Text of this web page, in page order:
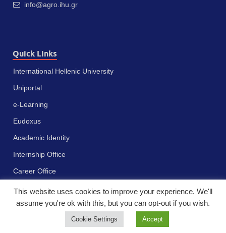
info@agro.ihu.gr
Quick Links
International Hellenic University
Uniportal
e-Learning
Eudoxus
Academic Identity
Internship Office
Career Office
Πνευματικά δικαιώματα © 2023 - Διεθνές Πανεπιστήμιο της Ελλάδος
This website uses cookies to improve your experience. We'll
assume you're ok with this, but you can opt-out if you wish.
Cookie Settings Accept